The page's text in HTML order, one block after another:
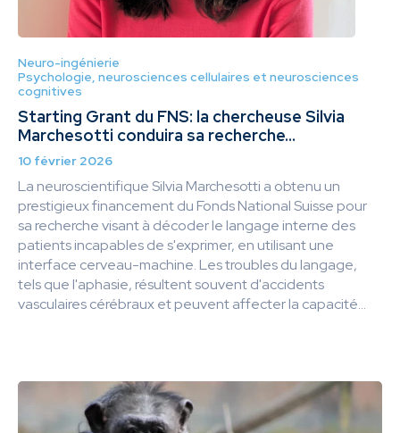
Neuro-ingénierie
Psychologie, neurosciences cellulaires et neurosciences
cognitives
Starting Grant du FNS: la chercheuse Silvia
Marchesotti conduira sa recherche...
10 février 2026
La neuroscientifique Silvia Marchesotti a obtenu un
prestigieux financement du Fonds National Suisse pour
sa recherche visant à décoder le langage interne des
patients incapables de s'exprimer, en utilisant une
interface cerveau-machine. Les troubles du langage,
tels que l'aphasie, résultent souvent d'accidents
vasculaires cérébraux et peuvent affecter la capacité...